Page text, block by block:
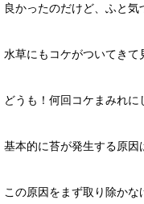
良かったのだけど、ふと気
水草にもコケがついてきて
どうも！何回コケまみれ
基本的に苔が発生する原因
この原因をまず取り除か